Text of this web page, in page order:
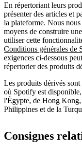
En répertoriant leurs
présenter des articles et
la plateforme. Nous
moyens de construire
utiliser cette
Conditions générales de
exigences ci-dessous
répertorier des produits
Les produits dérivés sont
où Spotify est
l'Égypte, de Hong Kong,
Philippines et de la
Consignes